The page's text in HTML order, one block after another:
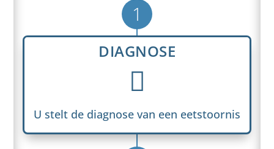
1
DIAGNOSE

U stelt de diagnose van een eetstoornis